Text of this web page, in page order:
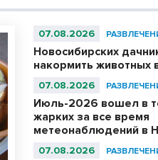
07.08.2026
Новосибирских
накормить животных
07.08.2026
Июль-2026 вошел в
жарких за все время
метеонаблюдений в
07.08.2026